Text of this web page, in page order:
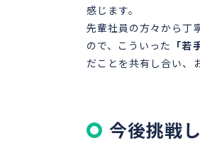
感じます。
先輩社員の方々から丁
ので、こういった 「
だことを共有し合い、
今後挑戦